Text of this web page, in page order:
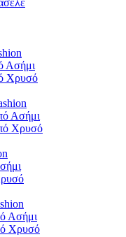
Ασήμι
Χρυσό
Ασήμι
Χρυσό
Ασήμι
Χρυσό